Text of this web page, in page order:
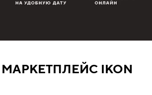
IKON